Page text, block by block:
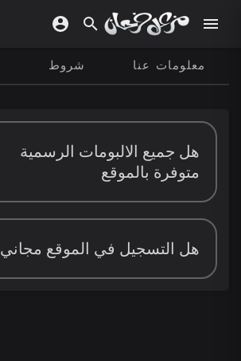
معلومات عنا شروط
هل جميع الالبومات الرسمية
متوفرة بالموقع
هل التسجيل في الموقع مجاني